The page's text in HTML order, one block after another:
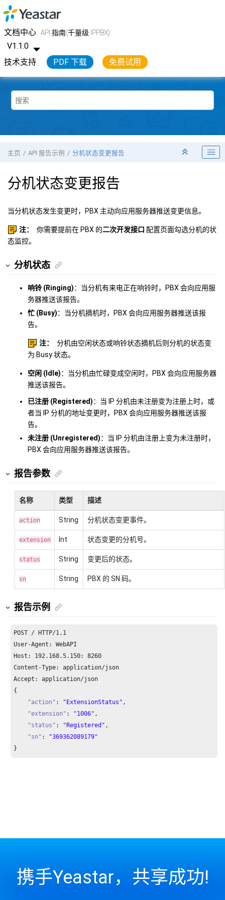
跳转到主要内容
文档中心 API 指南(千量级 IPPBX)
V1.1.0
技术支持
PDF 下载 免费试用
Yeastar API 开发手册
主页 API 报告示例 分机状态变更报告
分机状态变更报告
当分机状态发生变更时，PBX 主动向应用服务器推送变更信息。
注： 你需要提前在 PBX 的二次开发接口 配置页面勾选分机的状
态监控。
分机状态
响铃 (Ringing)：当分机有来电正在响铃时，PBX 会向应用服
务器推送该报告。
忙 (Busy)：当分机摘机时，PBX 会向应用服务器推送该报
告。
注：
分机由空闲状态或响铃状态摘机后则分机的状态变
为 Busy 状态。
空闲 (Idle)：当分机由忙碌变成空闲时，PBX 会向应用服务器
推送该报告。
已注册 (Registered)：当 IP 分机由未注册变为注册上时，或
者当 IP 分机的地址变更时，PBX 会向应用服务器推送该报
告。
未注册 (Unregistered)：当 IP 分机由注册上变为未注册时，
PBX 会向应用服务器推送该报告。
报告参数
名称 类型 描述
action String 分机状态变更事件。
extension Int 状态变更的分机号。
status String 变更后的状态。
sn String PBX 的 SN 码。
报告示例
POST / HTTP/1.1
Host: 192.168.5.150: 8260
Content-Type: application/json
Accept: application/json
{
"action" : "ExtensionStatus" ,
"extension" : "1006" ,
"status" : "Registered" ,
"sn" :
"369362089179"
}
携手Yeastar，共享成功!